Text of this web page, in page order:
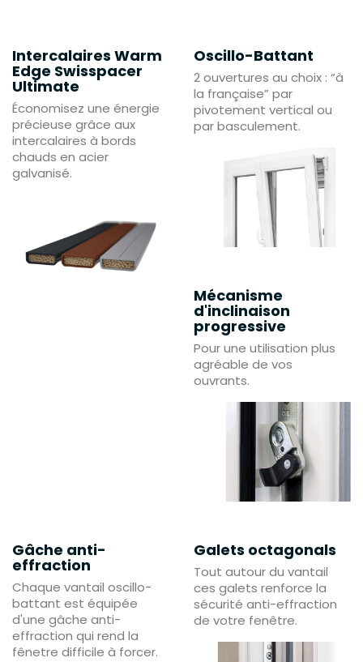
Intercalaires Warm
Edge Swisspacer
Ultimate
Économisez une énergie
précieuse grâce aux
intercalaires à bords
chauds en acier
galvanisé.
Oscillo-Battant
2 ouvertures au choix : “à
la française” par
pivotement vertical ou
par basculement.
Mécanisme
d'inclinaison
progressive
Pour une utilisation plus
agréable de vos
ouvrants.
Gâche anti-
effraction
Chaque vantail oscillo-
battant est équipée
d'une gâche anti-
effraction qui rend la
fênetre difficile à forcer.
Galets octagonals
Tout autour du vantail
ces galets renforce la
sécurité anti-effraction
de votre fenêtre.